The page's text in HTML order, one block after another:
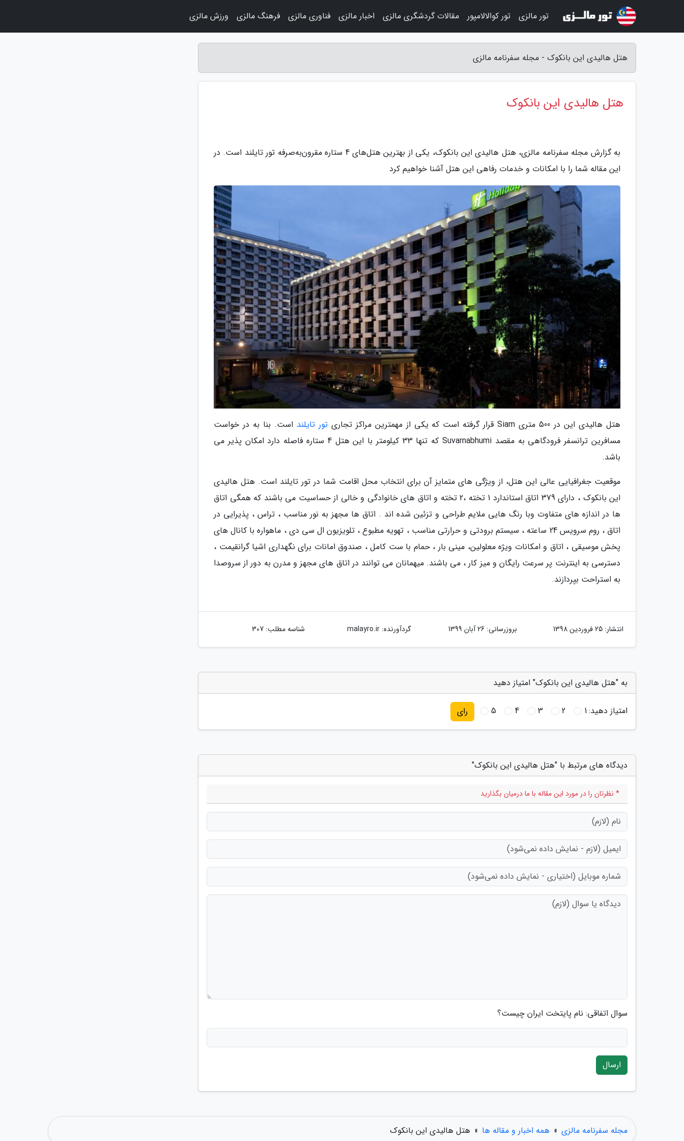
هتل هالیدی این بانکوک - مجله سفرنامه مالزی
هتل هالیدی این بانکوک
به گزارش مجله سفرنامه مالزی، هتل هالیدی این بانکوک، یکی از بهترین هتل‌های 4 ستاره مقرون‌به‌صرفه تور تایلند است. در
این مقاله شما را با امکانات و خدمات رفاهی این هتل آشنا خواهیم کرد
هتل هالیدی این در 500 متری Siam قرار گرفته است که یکی از مهمترین مراکز تجاری تور تایلند است. بنا به در خواست
مسافرین ترانسفر فرودگاهی به مقصد Suvarnabhumi که تنها 33 کیلومتر با این هتل 4 ستاره فاصله دارد امکان پذیر می
باشد.
موقعیت جغرافیایی عالی این هتل، از ویژگی های متمایز آن برای انتخاب محل اقامت شما در تور تایلند است. هتل هالیدی
این بانکوک ، دارای 379 اتاق استاندارد 1 تخته ،2 تخته و اتاق های خانوادگی و خالی از حساسیت می باشند که همگی اتاق
ها در اندازه های متفاوت وبا رنگ هایی ملایم طراحی و تزئین شده اند . اتاق ها مجهز به نور مناسب ، تراس ، پذیرایی در
اتاق ، روم سرویس 24 ساعته ، سیستم برودتی و حرارتی مناسب ، تهویه مطبوع ، تلویزیون ال سی دی ، ماهواره با کانال های
پخش موسیقی ، اتاق و امکانات ویژه معلولین، مینی بار ، حمام با ست کامل ، صندوق امانات برای نگهداری اشیا گرانقیمت ،
دسترسی به اینترنت پر سرعت رایگان و میز کار ، می باشند. میهمانان می توانند در اتاق های مجهز و مدرن به دور از سروصدا
به استراحت بپردازند.
انتشار: 25 فروردین 1398 بروزرسانی: 26 آبان 1399 گردآورنده:malayro.ir شناسه مطلب: 307
به "هتل هالیدی این بانکوک" امتیاز دهید
امتیاز دهید:1
2
3
4
5 رای
دیدگاه های مرتبط با "هتل هالیدی این بانکوک"
* نظرتان را در مورد این مقاله با ما درمیان بگذارید
سوال اتفاقی: نام پایتخت ایران چیست؟
ارسال
مجله سفرنامه مالزی » همه اخبار و مقاله ها » هتل هالیدی این بانکوک
تور مالزی تور کوالالامپور مقالات گردشگری مالزی اخبار مالزی فناوری مالزی فرهنگ مالزی ورزش مالزی